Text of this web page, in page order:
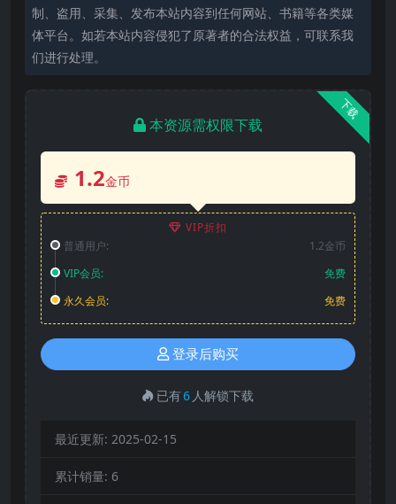
制、盗用、采集、发布本站内容到任何网站、书籍等各类媒
体平台。如若本站内容侵犯了原著者的合法权益，可联系我
们进行处理。
下载
本资源需权限下载
1.2金币
VIP折扣
普通用户:
1.2金币
VIP会员:
免费
永久会员:
免费
登录后购买
已有6 人解锁下载
最近更新: 2025-02-15
累计销量: 6